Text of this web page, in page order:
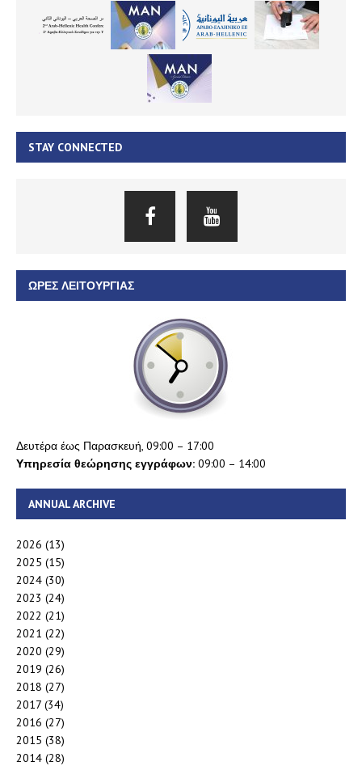
STAY CONNECTED
ΏΡΕΣ ΛΕΙΤΟΥΡΓΊΑΣ
Δευτέρα έως Παρασκευή, 09:00 – 17:00
Υπηρεσία θεώρησης εγγράφων: 09:00 – 14:00
ANNUAL ARCHIVE
2026 (13)
2025 (15)
2024 (30)
2023 (24)
2022 (21)
2021 (22)
2020 (29)
2019 (26)
2018 (27)
2017 (34)
2016 (27)
2015 (38)
2014 (28)